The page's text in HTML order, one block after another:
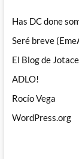
Has DC done
Seré breve
El Blog de Jotace
ADLO!
Rocío Vega
WordPress.org